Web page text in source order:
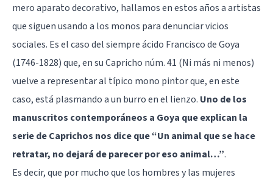
mero aparato decorativo, hallamos en estos años a artistas
que siguen usando a los monos para denunciar vicios
sociales. Es el caso del siempre ácido Francisco de Goya
(1746-1828) que, en su Capricho núm. 41 (Ni más ni menos)
vuelve a representar al típico mono pintor que, en este
caso, está plasmando a un burro en el lienzo. Uno de los
manuscritos contemporáneos a Goya que explican la
serie de Caprichos nos dice que “Un animal que se hace
retratar, no dejará de parecer por eso animal…”.
Es decir, que por mucho que los hombres y las mujeres